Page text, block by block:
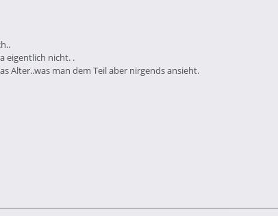
eigentlich nicht. .
Alter..was man dem Teil aber nirgends ansieht.